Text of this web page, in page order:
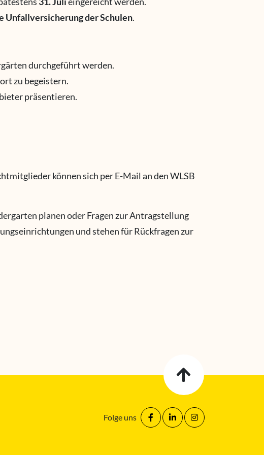
Unfallversicherung der Schulen.
durchgeführt werden.
zu begeistern.
präsentieren.
können sich per E-Mail an den WLSB
planen oder Fragen zur Antragstellung
und stehen für Rückfragen zur
Folge uns